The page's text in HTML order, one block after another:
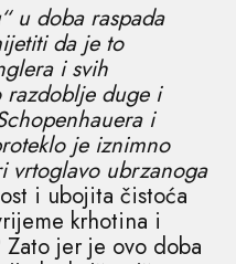
u doba raspada
da je to
i svih
razdoblje duge i
i
je iznimno
vrtoglavo ubrzanoga
i ubojita čistoća
krhotina i
jer je ovo doba